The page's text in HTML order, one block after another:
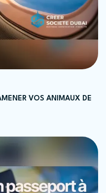
VOS ANIMAUX DE